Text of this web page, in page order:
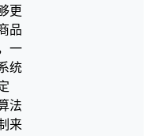
更
品
一
统
法
来